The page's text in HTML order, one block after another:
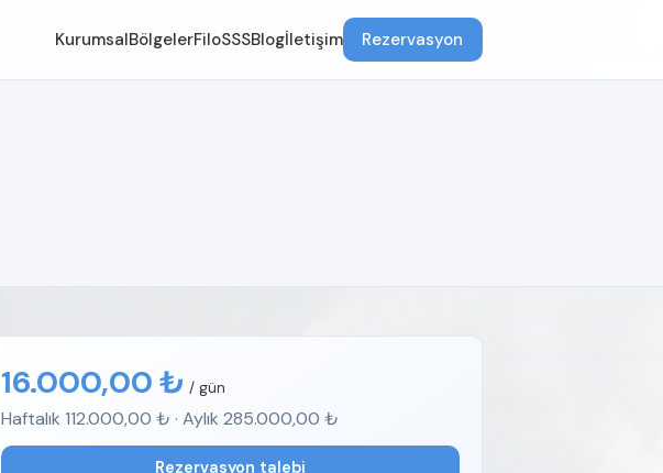
KurumsalBölgelerFiloSSSBlogİletişim Rezervasyon
16.000,00 ₺ / gün
Haftalık 112.000,00 ₺ · Aylık 285.000,00 ₺
Rezervasyon talebi